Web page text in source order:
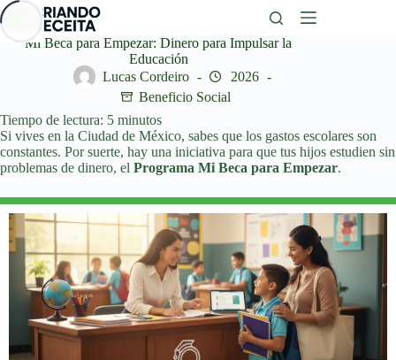
Saltar
al
contenidoMi Beca para Empezar: Dinero para Impulsar la
Educación
Lucas Cordeiro
2026
Beneficio Social
Tiempo de lectura: 5 minutos
Si vives en la Ciudad de México, sabes que los gastos escolares son
constantes. Por suerte, hay una iniciativa para que tus hijos estudien sin
problemas de dinero, el Programa Mi Beca para Empezar.